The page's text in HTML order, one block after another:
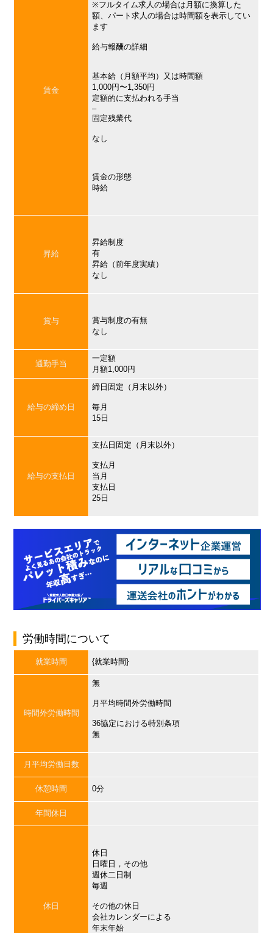
賃金
※フルタイム求人の場合は月額に換算した
額、パート求人の場合は時間額を表示してい
ます
給与報酬の詳細
基本給（月額平均）又は時間額
1,000円〜1,350円
定額的に支払われる手当
–
固定残業代
なし
賃金の形態
時給
昇給
昇給制度
有
昇給（前年度実績）
なし
賞与
賞与制度の有無
なし
通勤手当
一定額
月額1,000円
給与の締め日
締日固定（月末以外）
毎月
15日
給与の支払日
支払日固定（月末以外）
支払月
当月
支払日
25日
労働時間について
就業時間 {就業時間}
時間外労働時間
無
月平均時間外労働時間
36協定における特別条項
無
月平均労働日数
休憩時間 0分
年間休日
休日
休日
日曜日，その他
週休二日制
毎週
その他の休日
会社カレンダーによる
年末年始